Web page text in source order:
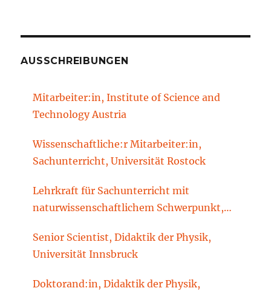
AUSSCHREIBUNGEN
Mitarbeiter:in, Institute of Science and
Technology Austria
Wissenschaftliche:r Mitarbeiter:in,
Sachunterricht, Universität Rostock
Lehrkraft für Sachunterricht mit
naturwissenschaftlichem Schwerpunkt,
Technische Universität Cottbus-Senftenberg
Senior Scientist, Didaktik der Physik,
Universität Innsbruck
Doktorand:in, Didaktik der Physik,